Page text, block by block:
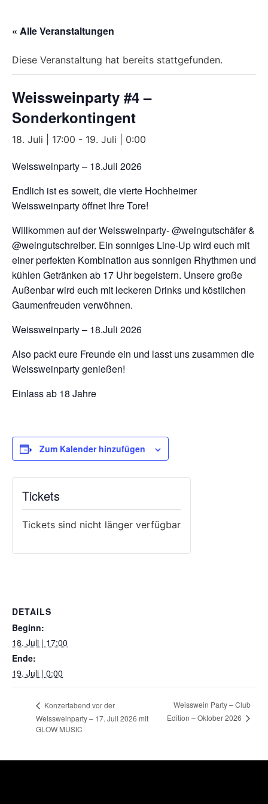
« Alle Veranstaltungen
Diese Veranstaltung hat bereits stattgefunden.
Weissweinparty #4 –
Sonderkontingent
18. Juli | 17:00 - 19. Juli | 0:00
Weissweinparty – 18.Juli 2026
Endlich ist es soweit, die vierte Hochheimer
Weissweinparty öffnet Ihre Tore!
Willkommen auf der Weissweinparty- @weingutschäfer &
@weingutschreiber. Ein sonniges Line-Up wird euch mit
einer perfekten Kombination aus sonnigen Rhythmen und
kühlen Getränken ab 17 Uhr begeistern. Unsere große
Außenbar wird euch mit leckeren Drinks und köstlichen
Gaumenfreuden verwöhnen.
Weissweinparty – 18.Juli 2026
Also packt eure Freunde ein und lasst uns zusammen die
Weissweinparty genießen!
Einlass ab 18 Jahre
Zum Kalender hinzufügen
DETAILS
Beginn:
18. Juli | 17:00
Ende:
19. Juli | 0:00
Tickets
Tickets sind nicht länger verfügbar
Konzertabend vor der
Weissweinparty – 17. Juli 2026 mit
GLOW MUSIC
Weisswein Party – Club
Edition – Oktober 2026